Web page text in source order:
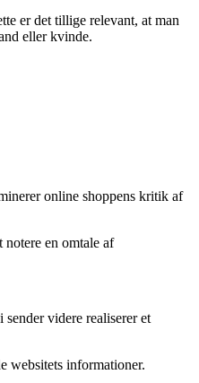
er det tillige relevant, at man
eller kvinde.
online shoppens kritik af
en omtale af
videre realiserer et
websitets informationer.